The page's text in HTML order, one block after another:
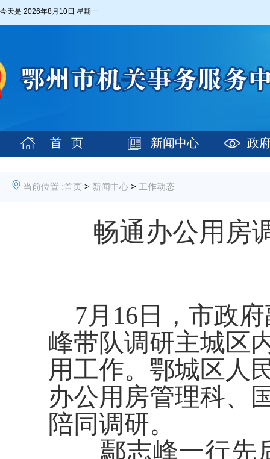
今天是 2026年8月10日 星期一
首 页 新闻中心 政
当前位置 :首页 > 新闻中心 > 工作动态
畅通办公用房
7月16日，市政府
峰带队调研主城区
用工作。鄂城区人
办公用房管理科、
陪同调研。
鄢志峰一行先